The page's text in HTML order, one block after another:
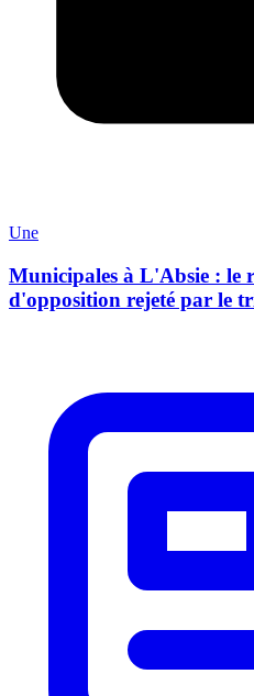
Une
Municipales à L'Absie : le
d'opposition rejeté par le